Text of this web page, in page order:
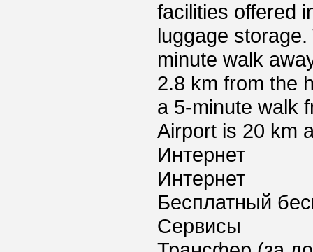
facilities offered
luggage
minute walk
2.8 km from the
a 5-minute walk
Airport is 20 km
Интернет
Интернет
Бесплатный
Сервисы